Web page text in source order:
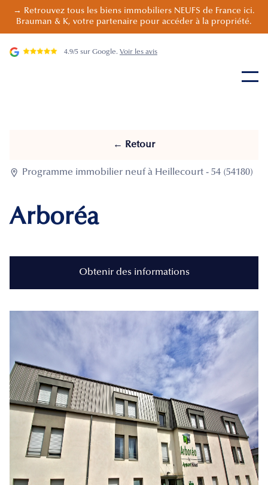
→ Retrouvez tous les biens immobiliers NEUFS de France ici.
Brauman & K, votre partenaire pour accéder à la propriété.
4.9/5 sur Google. Voir les avis
← Retour
 Programme immobilier neuf à Heillecourt - 54 (54180)
Arboréa
Obtenir des informations